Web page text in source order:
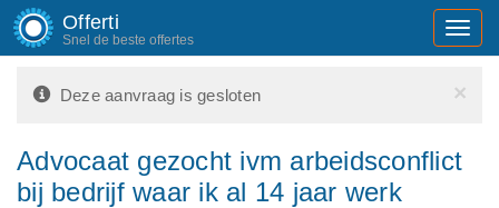
Offerti
Snel de beste offertes
×
Deze aanvraag is gesloten
Advocaat gezocht ivm arbeidsconflict
bij bedrijf waar ik al 14 jaar werk